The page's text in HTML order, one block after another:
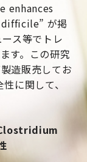
enhances
” が掲
ス等でトレ
す。この研究
造販売してお
に関して、